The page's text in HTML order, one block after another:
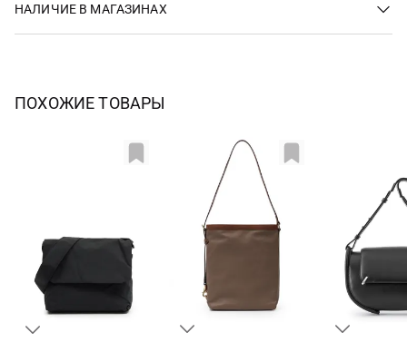
НАЛИЧИЕ В МАГАЗИНАХ
ПОХОЖИЕ ТОВАРЫ